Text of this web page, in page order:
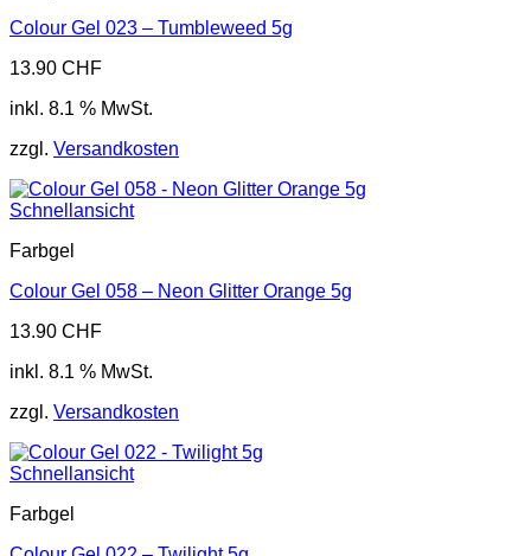
Colour Gel 023 – Tumbleweed 5g
13.90 CHF
inkl. 8.1 % MwSt.
zzgl. Versandkosten
Schnellansicht
Farbgel
Colour Gel 058 – Neon Glitter Orange 5g
13.90 CHF
inkl. 8.1 % MwSt.
zzgl. Versandkosten
Schnellansicht
Farbgel